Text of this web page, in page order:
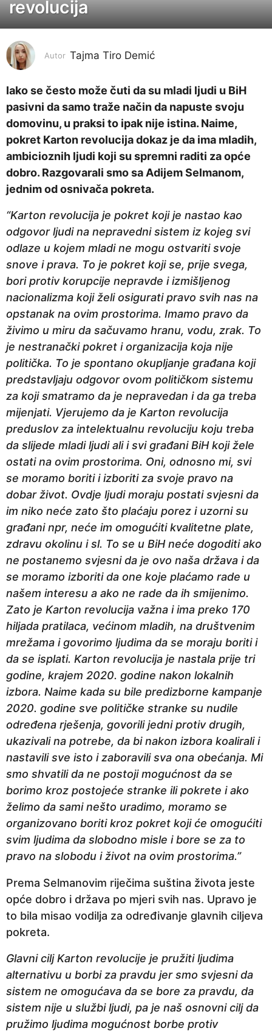
g
i
n
e
p
r
i
j
e
2
o
d
i
n
e
p
r
i
j
e
revolucija
Autor Tajma Tiro Demić
Iako se često može čuti da su mladi ljudi u BiH
pasivni da samo traže način da napuste svoju
domovinu, u praksi to ipak nije istina. Naime,
pokret Karton revolucija dokaz je da ima mladih,
ambicioznih ljudi koji su spremni raditi za opće
dobro. Razgovarali smo sa Adijem Selmanom,
jednim od osnivača pokreta.
“Karton revolucija je pokret koji je nastao kao
odgovor ljudi na nepravedni sistem iz kojeg svi
odlaze u kojem mladi ne mogu ostvariti svoje
snove i prava. To je pokret koji se, prije svega,
bori protiv korupcije nepravde i izmišljenog
nacionalizma koji želi osigurati pravo svih nas na
opstanak na ovim prostorima. Imamo pravo da
živimo u miru da sačuvamo hranu, vodu, zrak. To
je nestranački pokret i organizacija koja nije
politička. To je spontano okupljanje građana koji
predstavljaju odgovor ovom političkom sistemu
za koji smatramo da je nepravedan i da ga treba
mijenjati. Vjerujemo da je Karton revolucija
preduslov za intelektualnu revoluciju koju treba
da slijede mladi ljudi ali i svi građani BiH koji žele
ostati na ovim prostorima. Oni, odnosno mi, svi
se moramo boriti i izboriti za svoje pravo na
dobar život. Ovdje ljudi moraju postati svjesni da
im niko neće zato što plaćaju porez i uzorni su
građani npr, neće im omogućiti kvalitetne plate,
zdravu okolinu i sl. To se u BiH neće dogoditi ako
ne postanemo svjesni da je ovo naša država i da
se moramo izboriti da one koje plaćamo rade u
našem interesu a ako ne rade da ih smijenimo.
Zato je Karton revolucija važna i ima preko 170
hiljada pratilaca, većinom mladih, na društvenim
mrežama i govorimo ljudima da se moraju boriti i
da se isplati. Karton revolucija je nastala prije tri
godine, krajem 2020. godine nakon lokalnih
izbora. Naime kada su bile predizborne kampanje
2020. godine sve političke stranke su nudile
određena rješenja, govorili jedni protiv drugih,
ukazivali na potrebe, da bi nakon izbora koalirali i
nastavili sve isto i zaboravili sva ona obećanja. Mi
smo shvatili da ne postoji mogućnost da se
borimo kroz postojeće stranke ili pokrete i ako
želimo da sami nešto uradimo, moramo se
organizovano boriti kroz pokret koji će omogućiti
svim ljudima da slobodno misle i bore se za to
pravo na slobodu i život na ovim prostorima.”
Prema Selmanovim riječima suština života jeste
opće dobro i država po mjeri svih nas. Upravo je
to bila misao vodilja za određivanje glavnih ciljeva
pokreta.
Glavni cilj Karton revolucije je pružiti ljudima
alternativu u borbi za pravdu jer smo svjesni da
sistem ne omogućava da se bore za pravdu, da
sistem nije u službi ljudi, pa je naš osnovni cilj da
pružimo ljudima mogućnost borbe protiv